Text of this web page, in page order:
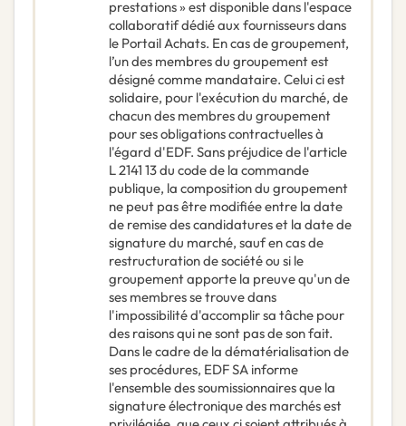
prestations » est disponible dans l'espace
collaboratif dédié aux fournisseurs dans
le Portail Achats. En cas de groupement,
l’un des membres du groupement est
désigné comme mandataire. Celui ci est
solidaire, pour l'exécution du marché, de
chacun des membres du groupement
pour ses obligations contractuelles à
l'égard d'EDF. Sans préjudice de l'article
L 2141 13 du code de la commande
publique, la composition du groupement
ne peut pas être modifiée entre la date
de remise des candidatures et la date de
signature du marché, sauf en cas de
restructuration de société ou si le
groupement apporte la preuve qu'un de
ses membres se trouve dans
l'impossibilité d'accomplir sa tâche pour
des raisons qui ne sont pas de son fait.
Dans le cadre de la dématérialisation de
ses procédures, EDF SA informe
l'ensemble des soumissionnaires que la
signature électronique des marchés est